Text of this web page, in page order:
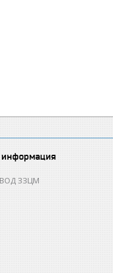
информация
ЗЗЦМ